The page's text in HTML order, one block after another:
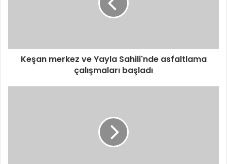
Keşan merkez ve Yayla Sahili'nde asfaltlama
çalışmaları başladı